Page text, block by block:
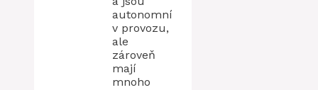
autonomní
v provozu,
ale
zároveň
mají
mnoho